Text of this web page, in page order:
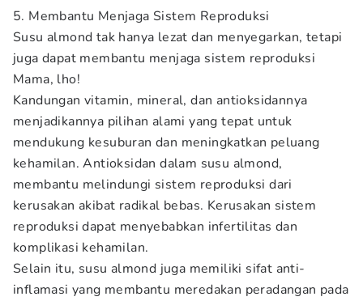
5. Membantu Menjaga Sistem Reproduksi
Susu almond tak hanya lezat dan menyegarkan, tetapi
juga dapat membantu menjaga sistem reproduksi
Mama, lho!
Kandungan vitamin, mineral, dan antioksidannya
menjadikannya pilihan alami yang tepat untuk
mendukung kesuburan dan meningkatkan peluang
kehamilan. Antioksidan dalam susu almond,
membantu melindungi sistem reproduksi dari
kerusakan akibat radikal bebas. Kerusakan sistem
reproduksi dapat menyebabkan infertilitas dan
komplikasi kehamilan.
Selain itu, susu almond juga memiliki sifat anti-
inflamasi yang membantu meredakan peradangan pada